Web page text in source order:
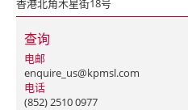
香港北角木星街18号
查询
电邮
enquire_us@kpmsl.com
电话
(852) 2510 0977